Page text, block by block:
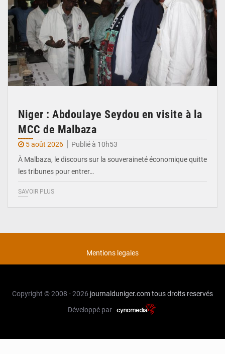
Niger : Abdoulaye Seydou en visite à la
MCC de Malbaza
5 août 2026
Publié à 10h53
À Malbaza, le discours sur la souveraineté économique quitte
les tribunes pour entrer…
SAVOIR PLUS
Mentions legales
Copyright © 2008 - 2026 journalduniger.comtous droits reservés
Développé par